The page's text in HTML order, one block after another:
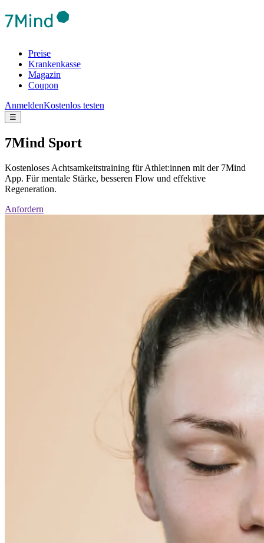
Preise
Krankenkasse
Magazin
Coupon
AnmeldenKostenlos testen
☰
7Mind Sport
Kostenloses Achtsamkeitstraining für Athlet:innen mit der 7Mind
App. Für mentale Stärke, besseren Flow und effektive
Regeneration.
Anfordern